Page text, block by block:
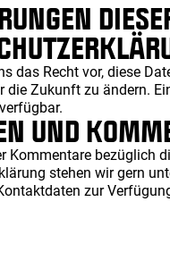
das Recht vor, diese
die Zukunft zu ändern.
UND
Kommentare bezüglich
stehen wir gern
zur